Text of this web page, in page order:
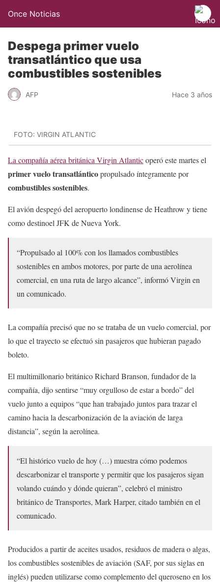
Once Noticias
Despega primer vuelo
transatlántico que usa
combustibles sostenibles
AFP Hace 3 años
FOTO: VIRGIN ATLANTIC
La compañía aérea británica Virgin Atlanticoperó este martes el
primer vuelo transatlánticopropulsado íntegramente por
combustibles sostenibles.
El avión despegó del aeropuerto londinense de Heathrow y tiene
como destinoel JFK de Nueva York.
“Propulsado al 100% con los llamados combustibles
sostenibles en ambos motores, por parte de una aerolínea
comercial, en una ruta de largo alcance”, informó Virgin en
un comunicado.
La compañía precisó que no se trataba de un vuelo comercial, por
lo que el trayecto se efectuó sin pasajeros que hubieran pagado
boleto.
El multimillonario británico Richard Branson, fundador de la
compañía, dijo sentirse “muy orgulloso de estar a bordo” del
vuelo junto a equipos “que han trabajado juntos para trazar el
camino hacia la descarbonización de la aviación de larga
distancia”, según la aerolínea.
“El histórico vuelo de hoy (…) muestra cómo podemos
descarbonizar el transporte y permitir que los pasajeros sigan
volando cuándo y dónde quieran”, celebró el ministro
británico de Transportes, Mark Harper, citado también en el
comunicado.
Producidos a partir de aceites usados, residuos de madera o algas,
los combustibles sostenibles de aviación (SAF, por sus siglas en
inglés) pueden utilizarse como complemento del queroseno en los